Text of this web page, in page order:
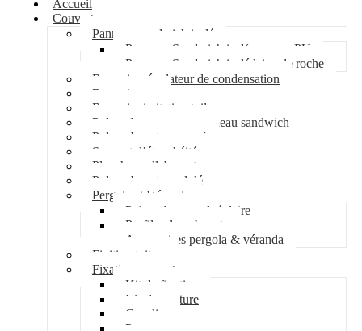
Accueil
Couverture
Panneau sandwich isolé
Panneau Sandwich isolé mousse PU
Panneau Sandwich isolé laine de roche
Bac acier régulateur de condensation
Bac acier sec
Bac acier imitation tuile
Polycarbonate pour panneau sandwich
Polycarbonate nervuré
Support d’étanchéité
Plancher collaborant
Polycarbonate ondulé
Pergola et Véranda
Polycarbonate alvéolaire
Profil polycarbonate
Accessoires pergola & véranda
Finition toiture
Fixation couverture
Kit de fixation
Vis de couture
Cavalier
Pontet